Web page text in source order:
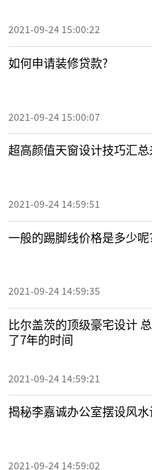
2021-09-24 15:00:22
如何申请装修贷款?
2021-09-24 15:00:07
超高颜值天窗设计技巧汇总
2021-09-24 14:59:51
一般的踢脚线价格是多少呢
2021-09-24 14:59:35
比尔盖茨的顶级豪宅设计
了7年的时间
2021-09-24 14:59:21
揭秘李嘉诚办公室摆设风
2021-09-24 14:59:02